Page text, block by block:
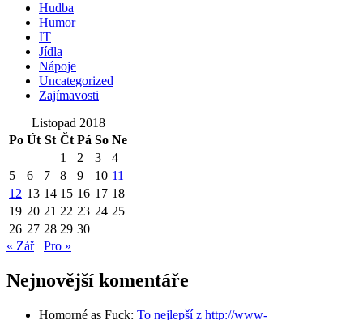
Hudba
Humor
IT
Jídla
Nápoje
Uncategorized
Zajímavosti
Listopad 2018
Po Út St Čt Pá So Ne
1
2 3
4
5
6 7 8 9 10 11
12 13 14 15 16 17 18
19 20 21 22 23 24 25
26 27 28 29 30
« Zář
Pro »
Nejnovější komentáře
Homorné as Fuck: To nejlepší z http://www-